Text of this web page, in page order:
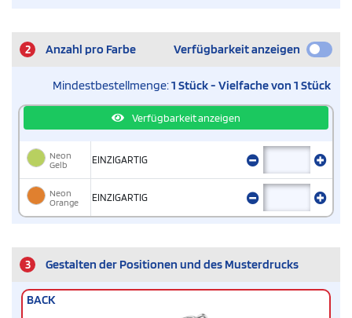
2 Anzahl pro Farbe Verfügbarkeit anzeigen
Mindestbestellmenge:1 Stück - Vielfache von 1 Stück
Verfügbarkeit anzeigen
Neon
Gelb
EINZIGARTIG
Neon
Orange
EINZIGARTIG
3 Gestalten der Positionen und des Musterdrucks
BACK